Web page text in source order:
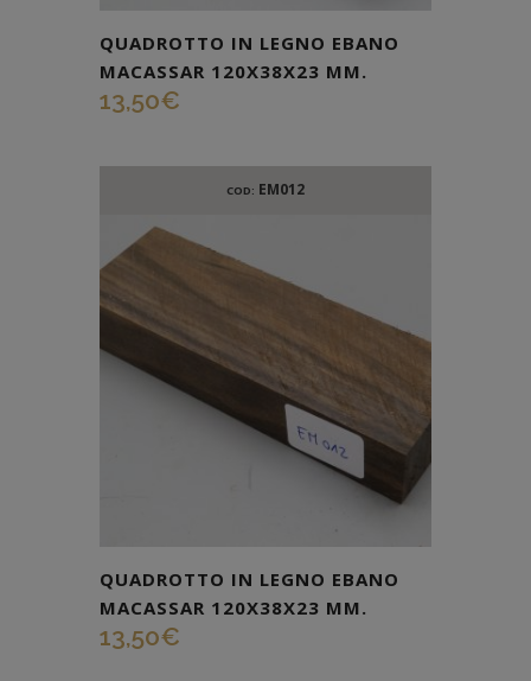
QUADROTTO IN LEGNO EBANO
MACASSAR 120X38X23 MM.
13,50€
COD: EM012
QUADROTTO IN LEGNO EBANO
MACASSAR 120X38X23 MM.
13,50€